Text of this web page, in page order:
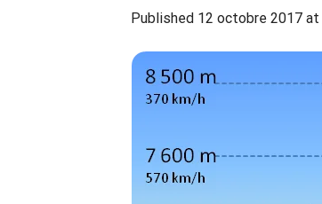
Published 12 octobre 2017 at